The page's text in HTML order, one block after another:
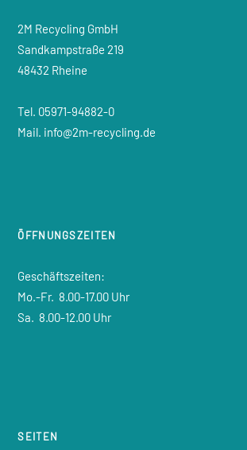
2M Recycling GmbH
Sandkampstraße 219
48432 Rheine
Tel. 05971-94882-0
Mail. info@2m-recycling.de
ÖFFNUNGSZEITEN
Geschäftszeiten:
Mo.-Fr. 8.00-17.00 Uhr
Sa. 8.00-12.00 Uhr
SEITEN